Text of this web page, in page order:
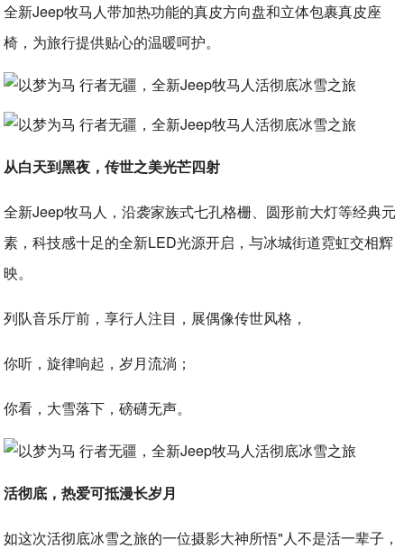
全新Jeep牧马人带加热功能的真皮方向盘和立体包裹真皮座
椅，为旅行提供贴心的温暖呵护。
从白天到黑夜，传世之美光芒四射
全新Jeep牧马人，沿袭家族式七孔格栅、圆形前大灯等经典元
素，科技感十足的全新LED光源开启，与冰城街道霓虹交相辉
映。
列队音乐厅前，享行人注目，展偶像传世风格，
你听，旋律响起，岁月流淌；
你看，大雪落下，磅礴无声。
活彻底，热爱可抵漫长岁月
如这次活彻底冰雪之旅的一位摄影大神所悟"人不是活一辈子，